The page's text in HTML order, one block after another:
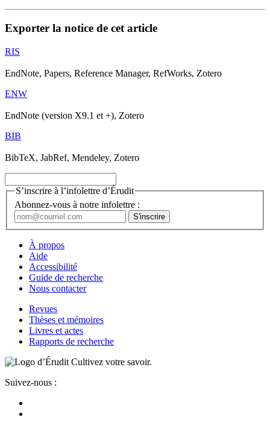
Exporter la notice de cet article
RIS
EndNote, Papers, Reference Manager, RefWorks, Zotero
ENW
EndNote (version X9.1 et +), Zotero
BIB
BibTeX, JabRef, Mendeley, Zotero
S’inscrire à l’infolettre d’Érudit
Abonnez-vous à notre infolettre :
À propos
Aide
Accessibilité
Guide de recherche
Nous contacter
Revues
Thèses et mémoires
Livres et actes
Rapports de recherche
Cultivez votre savoir.
Suivez-nous :